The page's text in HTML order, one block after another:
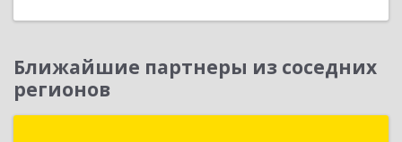
Ближайшие партнеры из соседних
регионов